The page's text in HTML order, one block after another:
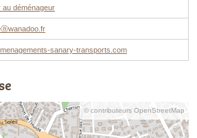
au déménageur
sanary-transports.com
© contributeurs OpenStreetMap